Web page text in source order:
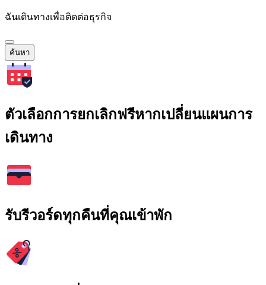
ฉันเดินทางเพื่อติดต่อธุรกิจ
ค้นหา
ตัวเลือกการยกเลิกฟรีหากเปลี่ยนแผนการ
เดินทาง
รับรีวอร์ดทุกคืนที่คุณเข้าพัก